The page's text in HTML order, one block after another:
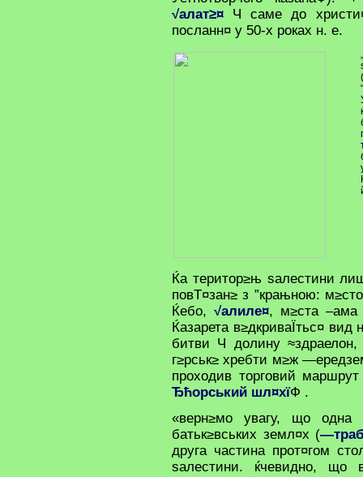
√алат≥¤ Ч саме до
посланн¤ у 50-х роках н. е.
Ќа територ≥њ ѕалестини
повТ¤зан≥ з ”крањною:
Ќебо,√алиле¤, м≥ста –ама
Ќазарета в≥дкриваЇтьс¤ вид
битви Ч долину
г≥рськ≥ хребти м≥ж
проходив торговий
Ђћорський шл¤хїФ .
«верн≥мо увагу, що одна
батьк≥вських земл¤х (
друга частина прот¤гом
ѕалестини. ќчевидно,